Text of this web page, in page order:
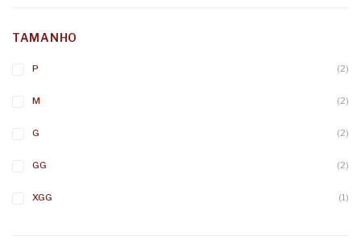
TAMANHO
P (2)
M (2)
G (2)
GG (2)
XGG (1)